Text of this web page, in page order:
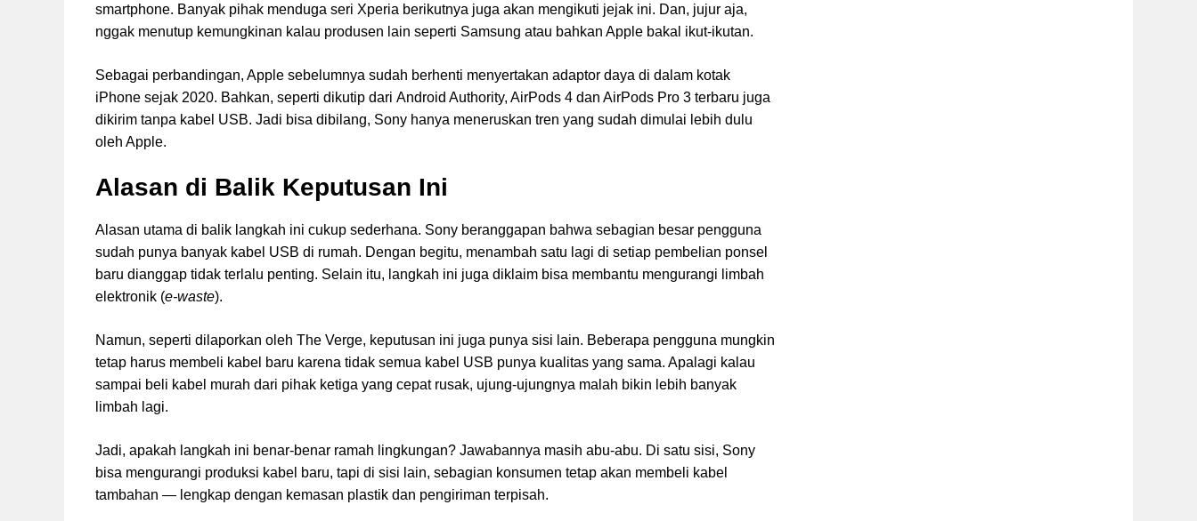
smartphone. Banyak pihak menduga seri Xperia berikutnya juga akan mengikuti jejak ini. Dan, jujur aja,
nggak menutup kemungkinan kalau produsen lain seperti Samsung atau bahkan Apple bakal ikut-ikutan.
Sebagai perbandingan, Apple sebelumnya sudah berhenti menyertakan adaptor daya di dalam kotak
iPhone sejak 2020. Bahkan, seperti dikutip dari Android Authority, AirPods 4 dan AirPods Pro 3 terbaru juga
dikirim tanpa kabel USB. Jadi bisa dibilang, Sony hanya meneruskan tren yang sudah dimulai lebih dulu
oleh Apple.
Alasan di Balik Keputusan Ini
Alasan utama di balik langkah ini cukup sederhana. Sony beranggapan bahwa sebagian besar pengguna
sudah punya banyak kabel USB di rumah. Dengan begitu, menambah satu lagi di setiap pembelian ponsel
baru dianggap tidak terlalu penting. Selain itu, langkah ini juga diklaim bisa membantu mengurangi limbah
elektronik (e-waste).
Namun, seperti dilaporkan oleh The Verge, keputusan ini juga punya sisi lain. Beberapa pengguna mungkin
tetap harus membeli kabel baru karena tidak semua kabel USB punya kualitas yang sama. Apalagi kalau
sampai beli kabel murah dari pihak ketiga yang cepat rusak, ujung-ujungnya malah bikin lebih banyak
limbah lagi.
Jadi, apakah langkah ini benar-benar ramah lingkungan? Jawabannya masih abu-abu. Di satu sisi, Sony
bisa mengurangi produksi kabel baru, tapi di sisi lain, sebagian konsumen tetap akan membeli kabel
tambahan — lengkap dengan kemasan plastik dan pengiriman terpisah.